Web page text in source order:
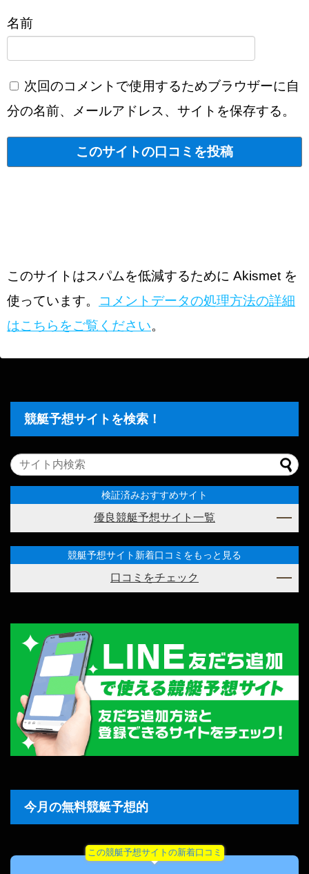
名前
次回のコメントで使用するためブラウザーに自
分の名前、メールアドレス、サイトを保存する。
このサイトはスパムを低減するために Akismet を
使っています。
コメントデータの処理方法の詳細
はこちらをご覧ください。
競艇予想サイトを検索！
検証済みおすすめサイト
優良競艇予想サイト一覧
競艇予想サイト新着口コミをもっと見る
口コミをチェック
今月の無料競艇予想的
この競艇予想サイトの新着口コミ